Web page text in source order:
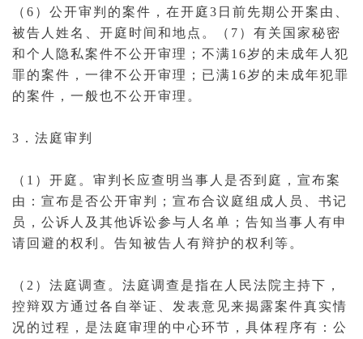
（6）公开审判的案件，在开庭3日前先期公开案由
被告人姓名、开庭时间和地点。（7）有关国家秘密
和个人隐私案件不公开审理 ；不满16岁的 未成年人犯
罪的案件，一律不公开审理；已满16岁的未成年犯罪
的案件，一般也不公开审理。
3．法庭审判
（1）开庭。审判长应查明 当事人 是否到庭，宣布案
由：宣布是否公开审判；宣布合议庭组成人员、书记
员，公诉人 及其他诉讼参与人名单；告知当事人有申
请回避 的权利。告知被告人有辩护的权利等。
（2）法庭调查。法庭调查是指在人民法院主持下，
控辩双方通过各自举证、发表意见来揭露案件真实情
况的过程，是法庭审理的中心环节，具体程序有：公